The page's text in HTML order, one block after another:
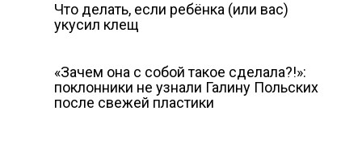
Что делать, если ребёнка (или вас)
укусил клещ
«Зачем она с собой такое сделала?!»:
поклонники не узнали Галину Польских
после свежей пластики